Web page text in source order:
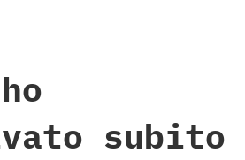
subito